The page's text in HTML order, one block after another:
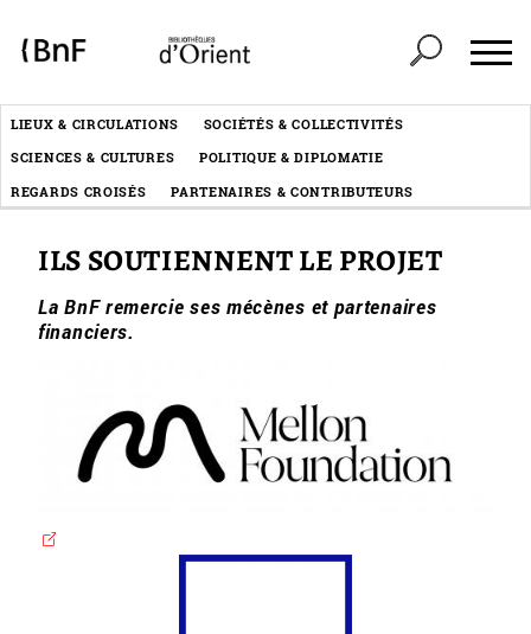
Menu
éditorial
LIEUX & CIRCULATIONS
SOCIÉTÉS & COLLECTIVITÉS
SCIENCES & CULTURES
POLITIQUE & DIPLOMATIE
REGARDS CROISÉS
PARTENAIRES & CONTRIBUTEURS
ILS SOUTIENNENT LE PROJET
La BnF remercie ses mécènes et partenaires
financiers.